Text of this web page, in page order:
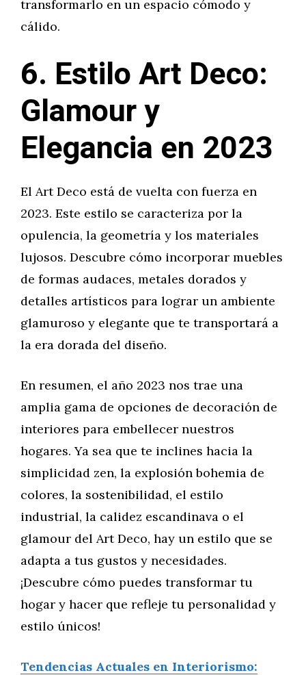
transformarlo en un espacio cómodo y
cálido.
6. Estilo Art Deco:
Glamour y
Elegancia en 2023
El Art Deco está de vuelta con fuerza en
2023. Este estilo se caracteriza por la
opulencia, la geometría y los materiales
lujosos. Descubre cómo incorporar muebles
de formas audaces, metales dorados y
detalles artísticos para lograr un ambiente
glamuroso y elegante que te transportará a
la era dorada del diseño.
En resumen, el año 2023 nos trae una
amplia gama de opciones de decoración de
interiores para embellecer nuestros
hogares. Ya sea que te inclines hacia la
simplicidad zen, la explosión bohemia de
colores, la sostenibilidad, el estilo
industrial, la calidez escandinava o el
glamour del Art Deco, hay un estilo que se
adapta a tus gustos y necesidades.
¡Descubre cómo puedes transformar tu
hogar y hacer que refleje tu personalidad y
estilo únicos!
Tendencias Actuales en Interiorismo: